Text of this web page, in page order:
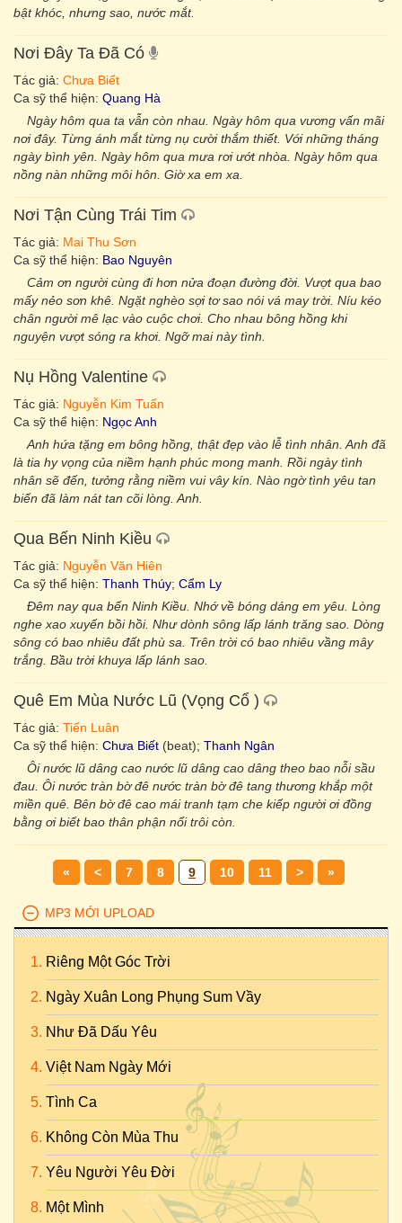
bật khóc, nhưng sao, nước mắt.
Nơi Đây Ta Đã Có
Tác giả: Chưa Biết
Ca sỹ thể hiện: Quang Hà
Ngày hôm qua ta vẫn còn nhau. Ngày hôm qua vương vấn mãi
nơi đây. Từng ánh mắt từng nụ cười thắm thiết. Với những tháng
ngày bình yên. Ngày hôm qua mưa rơi ướt nhòa. Ngày hôm qua
nồng nàn những môi hôn. Giờ xa em xa.
Nơi Tận Cùng Trái Tim
Tác giả: Mai Thu Sơn
Ca sỹ thể hiện: Bao Nguyên
Cảm ơn người cùng đi hơn nửa đoạn đường đời. Vượt qua bao
mấy nẻo sơn khê. Ngặt nghèo sợi tơ sao nói vá may trời. Níu kéo
chân người mê lạc vào cuộc chơi. Cho nhau bông hồng khi
nguyện vượt sóng ra khơi. Ngỡ mai này tình.
Nụ Hồng Valentine
Tác giả: Nguyễn Kim Tuấn
Ca sỹ thể hiện: Ngọc Anh
Anh hứa tặng em bông hồng, thật đẹp vào lễ tình nhân. Anh đã
là tia hy vọng của niềm hạnh phúc mong manh. Rồi ngày tình
nhân sẽ đến, tưởng rằng niềm vui vây kín. Nào ngờ tình yêu tan
biến đã làm nát tan cõi lòng. Anh.
Qua Bến Ninh Kiều
Tác giả: Nguyễn Văn Hiên
Ca sỹ thể hiện: Thanh Thúy; Cẩm Ly
Đêm nay qua bến Ninh Kiều. Nhớ về bóng dáng em yêu. Lòng
nghe xao xuyến bồi hồi. Như dònh sông lấp lánh trăng sao. Dòng
sông có bao nhiêu đất phù sa. Trên trời có bao nhiêu vầng mây
trắng. Bầu trời khuya lấp lánh sao.
Quê Em Mùa Nước Lũ (Vọng Cổ )
Tác giả: Tiến Luân
Ca sỹ thể hiện: Chưa Biết (beat); Thanh Ngân
Ôi nước lũ dâng cao nước lũ dâng cao dâng theo bao nỗi sầu
đau. Ôi nước tràn bờ đê nước tràn bờ đê tang thương khắp một
miền quê. Bên bờ đê cao mái tranh tạm che kiếp người ơi đồng
bằng ơi biết bao thân phận nổi trôi còn.
« < 7 8 9 10 11 > »
MP3 MỚI UPLOAD
Riêng Một Góc Trời
Ngày Xuân Long Phụng Sum Vầy
Như Đã Dấu Yêu
Việt Nam Ngày Mới
Tình Ca
Không Còn Mùa Thu
Yêu Người Yêu Đời
Một Mình